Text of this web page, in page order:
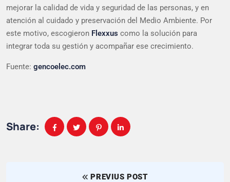
mejorar la calidad de vida y seguridad de las personas, y en
atención al cuidado y preservación del Medio Ambiente. Por
este motivo, escogieron Flexxus como la solución para
integrar toda su gestión y acompañar ese crecimiento.
Fuente: gencoelec.com
Share:
PREVIUS POST